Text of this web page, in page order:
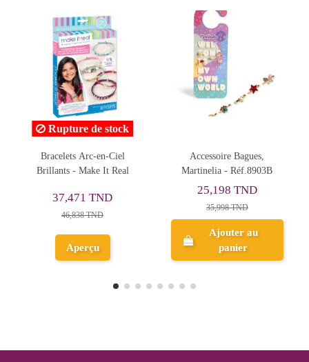
Accessoire Bagues,
Martinelia - Réf.8903B
Ajouter au
Set de Accessoires
- Réf.WD20545
89,000 TND
Ajouter au